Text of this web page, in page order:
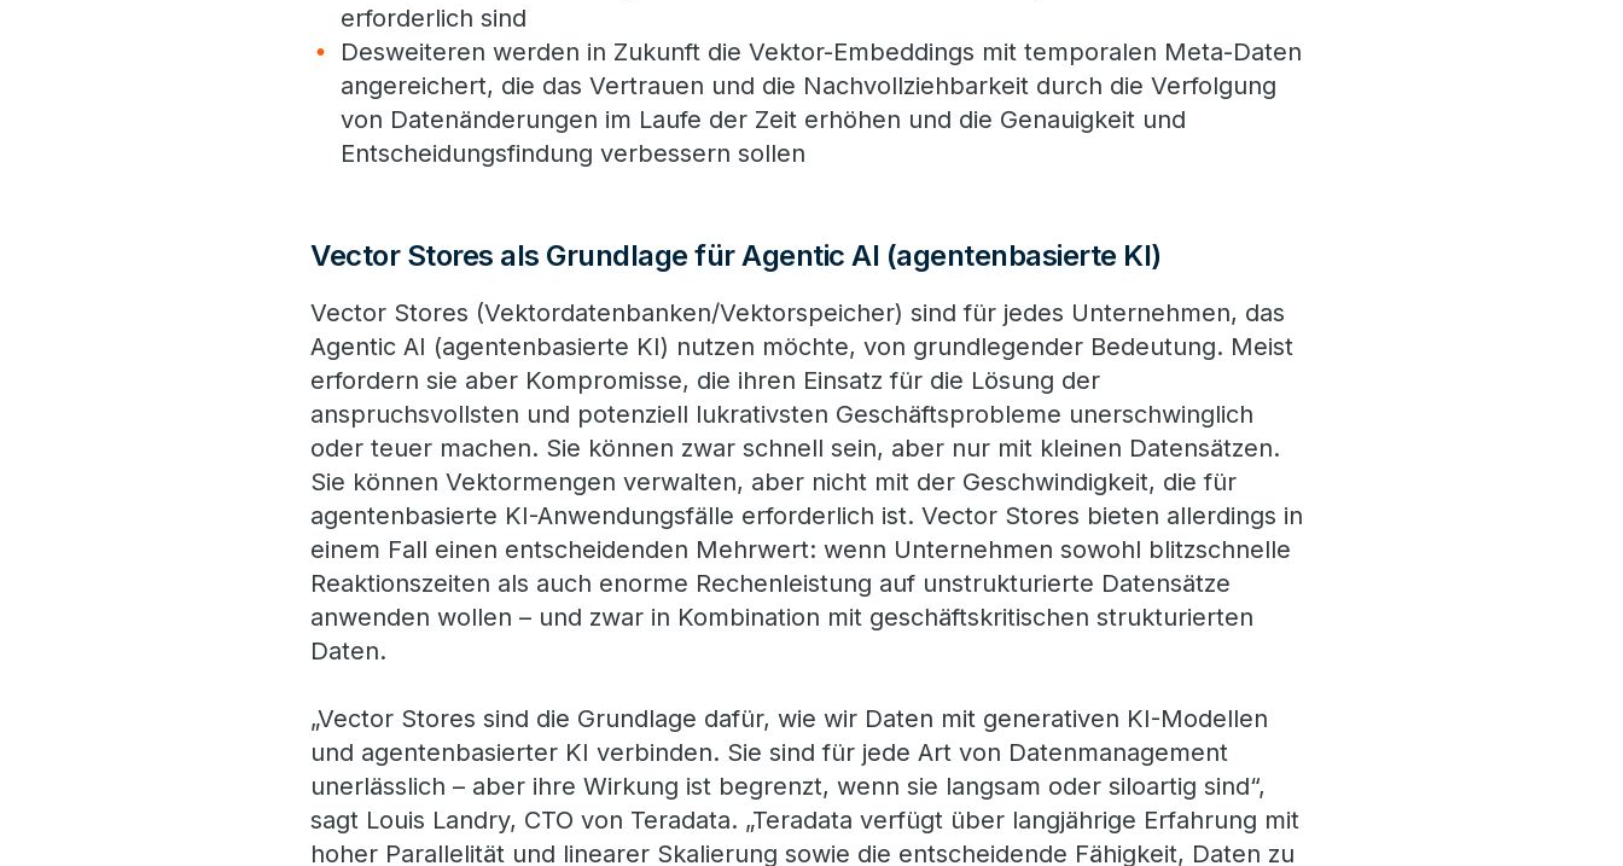
erforderlich sind
Desweiteren werden in Zukunft die Vektor-Embeddings mit temporalen Meta-Daten
angereichert, die das Vertrauen und die Nachvollziehbarkeit durch die Verfolgung
von Datenänderungen im Laufe der Zeit erhöhen und die Genauigkeit und
Entscheidungsfindung verbessern sollen
Vector Stores als Grundlage für Agentic AI (agentenbasierte KI)
Vector Stores (Vektordatenbanken/Vektorspeicher) sind für jedes Unternehmen, das
Agentic AI (agentenbasierte KI) nutzen möchte, von grundlegender Bedeutung. Meist
erfordern sie aber Kompromisse, die ihren Einsatz für die Lösung der
anspruchsvollsten und potenziell lukrativsten Geschäftsprobleme unerschwinglich
oder teuer machen. Sie können zwar schnell sein, aber nur mit kleinen Datensätzen.
Sie können Vektormengen verwalten, aber nicht mit der Geschwindigkeit, die für
agentenbasierte KI-Anwendungsfälle erforderlich ist. Vector Stores bieten allerdings in
einem Fall einen entscheidenden Mehrwert: wenn Unternehmen sowohl blitzschnelle
Reaktionszeiten als auch enorme Rechenleistung auf unstrukturierte Datensätze
anwenden wollen – und zwar in Kombination mit geschäftskritischen strukturierten
Daten.
„Vector Stores sind die Grundlage dafür, wie wir Daten mit generativen KI-Modellen
und agentenbasierter KI verbinden. Sie sind für jede Art von Datenmanagement
unerlässlich – aber ihre Wirkung ist begrenzt, wenn sie langsam oder siloartig sind“,
sagt Louis Landry, CTO von Teradata. „Teradata verfügt über langjährige Erfahrung mit
hoher Parallelität und linearer Skalierung sowie die entscheidende Fähigkeit, Daten zu